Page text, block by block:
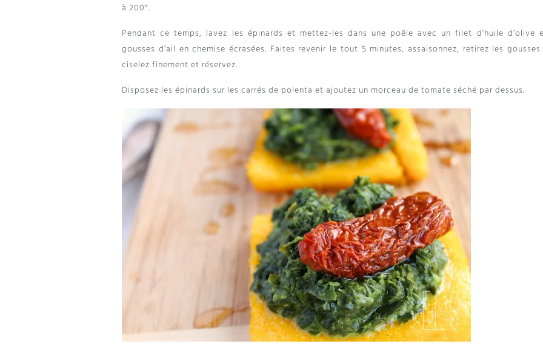
à 200°.
Pendant ce temps, lavez les épinards et mettez-les dans une poêle avec un filet d’huile d’olive
gousses d’ail en chemise écrasées. Faites revenir le tout 5 minutes, assaisonnez, retirez les gousses
ciselez finement et réservez.
Disposez les épinards sur les carrés de polenta et ajoutez un morceau de tomate séché par dessus.